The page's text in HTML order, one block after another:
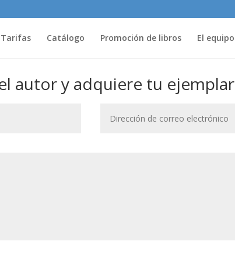
Tarifas Catálogo Promoción de libros El equipo
autor y adquiere tu ejemplar